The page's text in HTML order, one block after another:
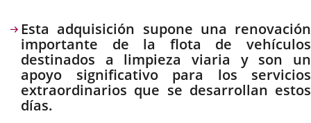
Descripción
Esta adquisición supone una renovación
importante de la flota de vehículos
destinados a limpieza viaria y son un
apoyo significativo para los servicios
extraordinarios que se desarrollan estos
días.